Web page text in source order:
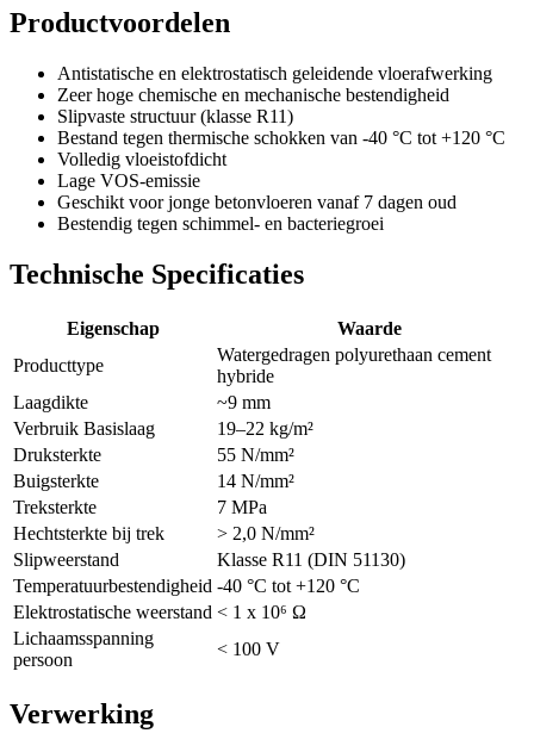
Productvoordelen
Antistatische en elektrostatisch geleidende vloerafwerking
Zeer hoge chemische en mechanische bestendigheid
Slipvaste structuur (klasse R11)
Bestand tegen thermische schokken van -40 °C tot +120 °C
Volledig vloeistofdicht
Lage VOS-emissie
Geschikt voor jonge betonvloeren vanaf 7 dagen oud
Bestendig tegen schimmel- en bacteriegroei
Technische Specificaties
Eigenschap
Waarde
Producttype
Watergedragen polyurethaan cement
hybride
Laagdikte
~9 mm
Verbruik Basislaag
19–22 kg/m²
Druksterkte
55 N/mm²
Buigsterkte
14 N/mm²
Treksterkte
7 MPa
Hechtsterkte bij trek
> 2,0 N/mm²
Slipweerstand
Klasse R11 (DIN 51130)
Temperatuurbestendigheid -40 °C tot +120 °C
Elektrostatische weerstand < 1 x 10⁶ Ω
Lichaamsspanning
persoon
< 100 V
Verwerking